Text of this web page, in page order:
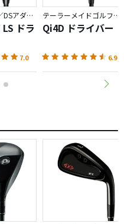
コブラゴルフ／DSアダプト
ドラ
7.0
テーラーメイドゴルフ／Qi4D
Qi4D ドライバー
6.9